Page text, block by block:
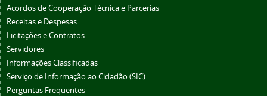
Acordos de Cooperação Técnica e Parcerias
Receitas e Despesas
Licitações e Contratos
Servidores
Informações Classificadas
Serviço de Informação ao Cidadão (SIC)
Perguntas Frequentes